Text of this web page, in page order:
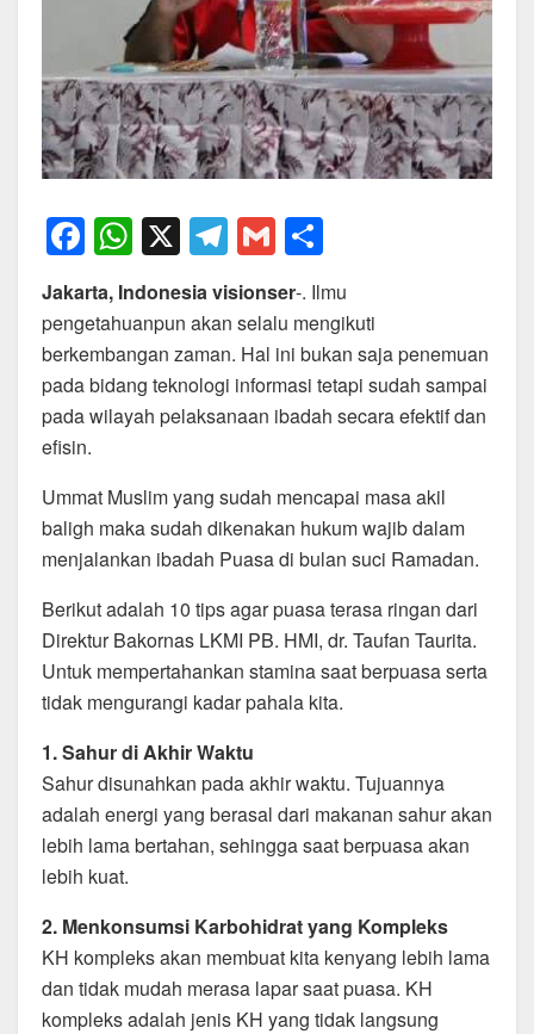
F
a
c
e
b
o
o
k
W
h
at
s
A
p
X T
el
e
gr
a
m
G
m
ail
h
ar
e
Jakarta, Indonesia visionser-. Ilmu
pengetahuanpun akan selalu mengikuti
berkembangan zaman. Hal ini bukan saja penemuan
pada bidang teknologi informasi tetapi sudah sampai
pada wilayah pelaksanaan ibadah secara efektif dan
efisin.
Ummat Muslim yang sudah mencapai masa akil
baligh maka sudah dikenakan hukum wajib dalam
menjalankan ibadah Puasa di bulan suci Ramadan.
Berikut adalah 10 tips agar puasa terasa ringan dari
Direktur Bakornas LKMI PB. HMI, dr. Taufan Taurita.
Untuk mempertahankan stamina saat berpuasa serta
tidak mengurangi kadar pahala kita.
1. Sahur di Akhir Waktu
Sahur disunahkan pada akhir waktu. Tujuannya
adalah energi yang berasal dari makanan sahur akan
lebih lama bertahan, sehingga saat berpuasa akan
lebih kuat.
2. Menkonsumsi Karbohidrat yang Kompleks
KH kompleks akan membuat kita kenyang lebih lama
dan tidak mudah merasa lapar saat puasa. KH
kompleks adalah jenis KH yang tidak langsung